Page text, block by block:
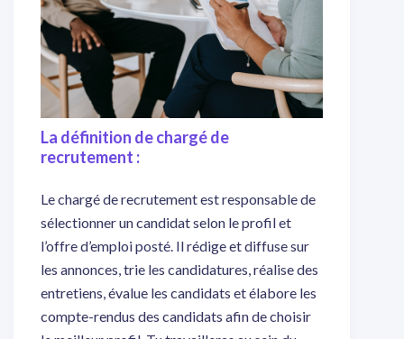
La définition de chargé de
recrutement :
Le chargé de recrutement est responsable de
sélectionner un candidat selon le profil et
l’offre d’emploi posté. Il rédige et diffuse sur
les annonces, trie les candidatures, réalise des
entretiens, évalue les candidats et élabore les
compte-rendus des candidats afin de choisir